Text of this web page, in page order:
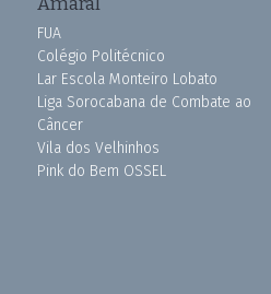
FUA
Colégio Politécnico
Lar Escola Monteiro Lobato
Liga Sorocabana de Combate ao
Câncer
Vila dos Velhinhos
Pink do Bem OSSEL